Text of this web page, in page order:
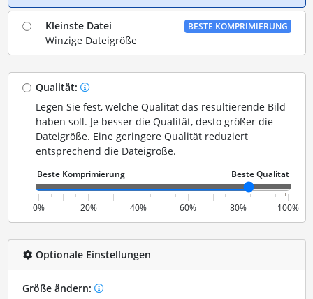
Kleinste Datei
Winzige Dateigröße
BESTE KOMPRIMIERUNG
Qualität:
Legen Sie fest, welche Qualität das resultierende Bild
haben soll. Je besser die Qualität, desto größer die
Dateigröße. Eine geringere Qualität reduziert
entsprechend die Dateigröße.
0% 20% 40% 60% 80% 100%
Optionale Einstellungen
Größe ändern: